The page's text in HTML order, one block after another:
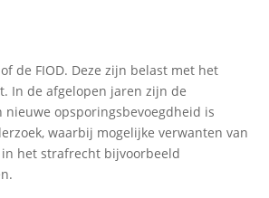
de FIOD. Deze zijn belast met het
In de afgelopen jaren zijn de
opsporingsbevoegdheid is
waarbij mogelijke verwanten van
het strafrecht bijvoorbeeld